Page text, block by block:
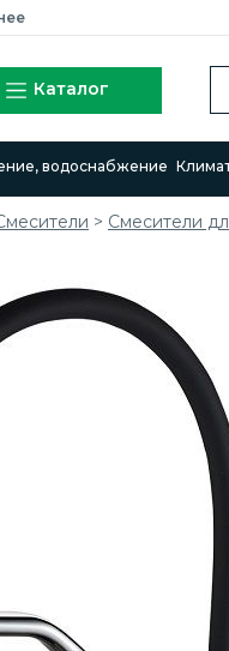
Каталог
водоснабжение
> Cмесители